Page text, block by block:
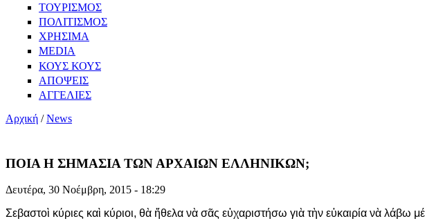
ΤΟΥΡΙΣΜΟΣ
ΠΟΛΙΤΙΣΜΟΣ
ΧΡΗΣΙΜΑ
MEDIA
ΚΟΥΣ ΚΟΥΣ
ΑΠΟΨΕΙΣ
ΑΓΓΕΛΙΕΣ
Αρχική /News
ΠΟΙΑ Η ΣΗΜΑΣΙΑ ΤΩΝ ΑΡΧΑΙΩΝ ΕΛΛΗΝΙΚΩΝ;
Δευτέρα, 30 Νοέμβρη, 2015 - 18:29
Σεβαστοὶ κύριες καὶ κύριοι, θὰ ἤθελα νὰ σᾶς εὐχαριστήσω γιὰ τὴν εὐκαιρία νὰ λάβω